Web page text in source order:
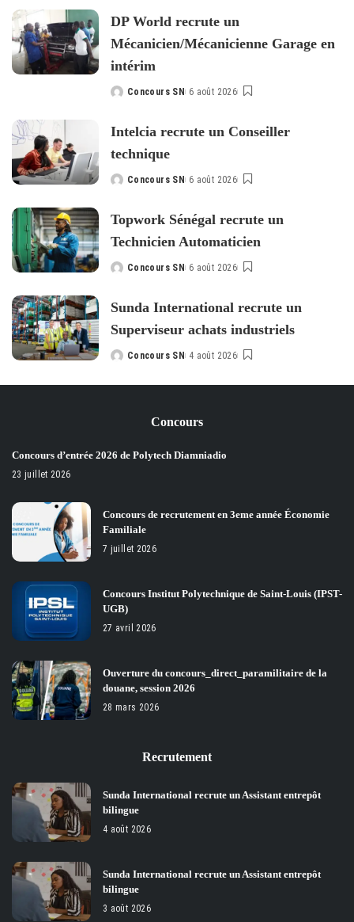
DP World recrute un
Mécanicien/Mécanicienne Garage en
intérim
Posted
Concours SN 6 août 2026
Intelcia recrute un Conseiller
technique
Posted
Concours SN 6 août 2026
Topwork Sénégal recrute un
Technicien Automaticien
Posted
Concours SN 6 août 2026
Sunda International recrute un
Superviseur achats industriels
Posted
Concours SN 4 août 2026
Concours
Concours d’entrée 2026 de Polytech Diamniadio
23 juillet 2026
Concours de recrutement en 3eme année Économie
Familiale
7 juillet 2026
Concours Institut Polytechnique de Saint-Louis (IPST-
UGB)
27 avril 2026
Ouverture du concours_direct_paramilitaire de la
douane, session 2026
28 mars 2026
Recrutement
Sunda International recrute un Assistant entrepôt
bilingue
4 août 2026
Sunda International recrute un Assistant entrepôt
bilingue
3 août 2026